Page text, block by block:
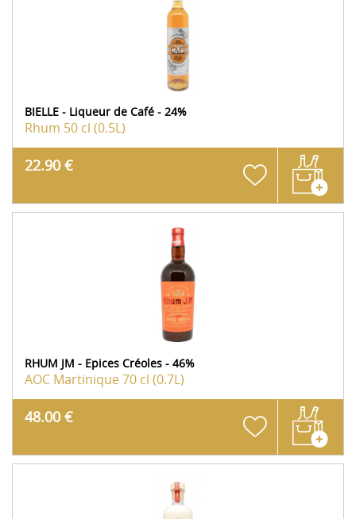
BIELLE - Liqueur de Café - 24%
Rhum 50 cl (0.5L)
22.90 €
RHUM JM - Epices Créoles - 46%
AOC Martinique70 cl (0.7L)
48.00 €